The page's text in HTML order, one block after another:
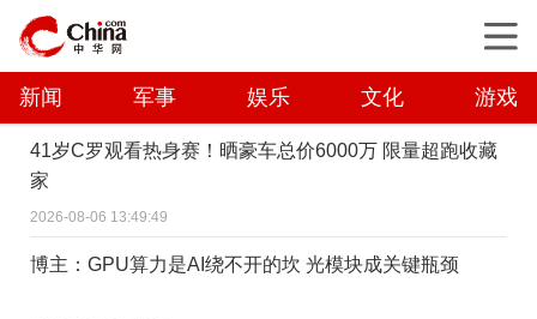
新闻 军事 娱乐 文化 游戏
41岁C罗观看热身赛！晒豪车总价6000万 限量超跑收藏
家
2026-08-06 13:49:49
博主：GPU算力是AI绕不开的坎 光模块成关键瓶颈